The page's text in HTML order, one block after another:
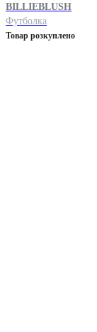
BILLIEBLUSH
Футболка
Товар розкуплено